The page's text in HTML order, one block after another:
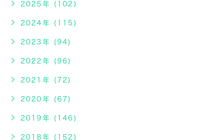
2025年 (102)
2024年 (115)
2023年 (94)
2022年 (96)
2021年 (72)
2020年 (67)
2019年 (146)
2018年 (152)